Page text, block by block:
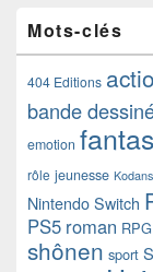
Mots-clés
404 Editions
bande
emotion
rôle jeunesse
Nintendo Switch
PS5 roman RPG
shônen sport